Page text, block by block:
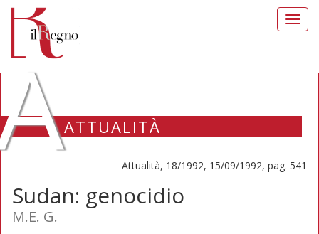
ATTUALITÀ
Attualità, 18/1992, 15/09/1992, pag. 541
Sudan: genocidio
M.E. G.